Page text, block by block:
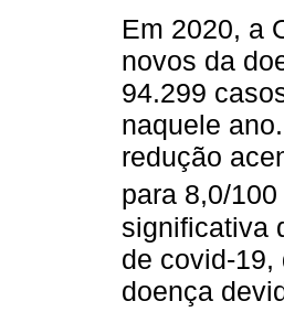
Em 2020, a
novos da
94.299
naquele
redução
para 8,0/
significativa
de covid-
doença